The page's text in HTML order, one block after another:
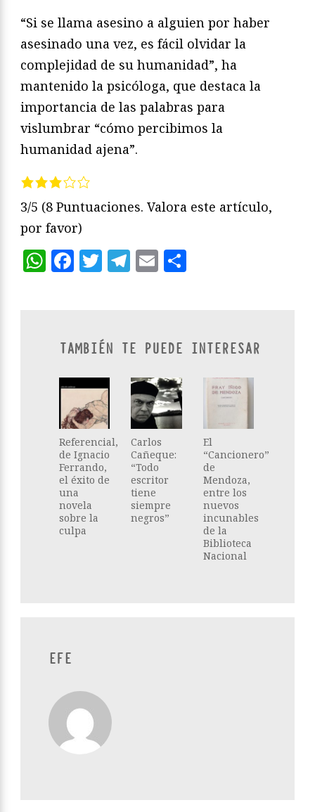
“Si se llama asesino a alguien por haber
asesinado una vez, es fácil olvidar la
complejidad de su humanidad”, ha
mantenido la psicóloga, que destaca la
importancia de las palabras para
vislumbrar “cómo percibimos la
humanidad ajena”.
3/5 (8 Puntuaciones. Valora este artículo,
por favor)
WhatsApp
Facebook
Twitter
Telegram
Email
TAMBIÉN TE PUEDE INTERESAR
Referencial,
de Ignacio
Ferrando,
el éxito de
una
novela
sobre la
culpa
Carlos
Cañeque:
“Todo
escritor
tiene
siempre
negros”
El
“Cancionero”
de
Mendoza,
entre los
nuevos
incunables
de la
Biblioteca
Nacional
EFE